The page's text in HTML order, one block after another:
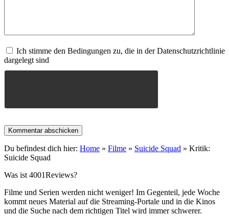
Ich stimme den Bedingungen zu, die in der Datenschutzrichtlinie
dargelegt sind
Du befindest dich hier: Home » Filme » Suicide Squad » Kritik:
Suicide Squad
Was ist 4001Reviews?
Filme und Serien werden nicht weniger! Im Gegenteil, jede Woche
kommt neues Material auf die Streaming-Portale und in die Kinos
und die Suche nach dem richtigen Titel wird immer schwerer.